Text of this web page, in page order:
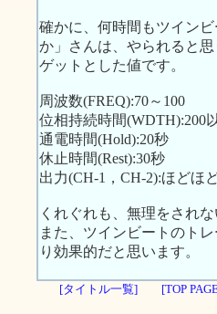
確かに、何時間もツイン
か」さんは、やられると
ゲットとした値です。
周波数(FREQ):70～100
位相持続時間(WDTH):200
通電時間(Hold):20秒
休止時間(Rest):30秒
出力(CH-1，CH-2):ほどほ
くれぐれも、無理をされ
また、ツインビートのト
り効果的だと思います。
[タイトル一覧] [TOP